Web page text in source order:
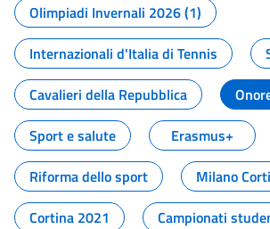
Olimpiadi Invernali 2026 (1)
Internazionali d'Italia di Tennis
Cavalieri della Repubblica
Sport e salute
Erasmus+
Riforma dello sport
Milano
Cortina 2021
Campionati